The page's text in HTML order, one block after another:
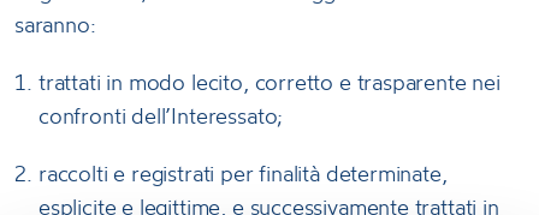
saranno:
trattati in modo lecito, corretto e trasparente nei
confronti dell’Interessato;
raccolti e registrati per finalità determinate,
esplicite e legittime, e successivamente trattati in